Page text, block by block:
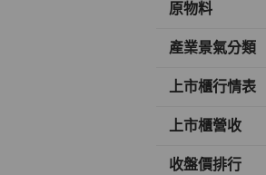
原物料
產業景氣分類
上市櫃行情表
上市櫃營收
收盤價排行